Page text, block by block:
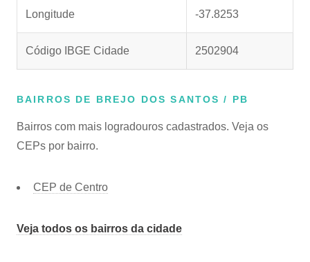
Longitude -37.8253
Código IBGE Cidade 2502904
BAIRROS DE BREJO DOS SANTOS / PB
Bairros com mais logradouros cadastrados. Veja os
CEPs por bairro.
CEP de Centro
Veja todos os bairros da cidade